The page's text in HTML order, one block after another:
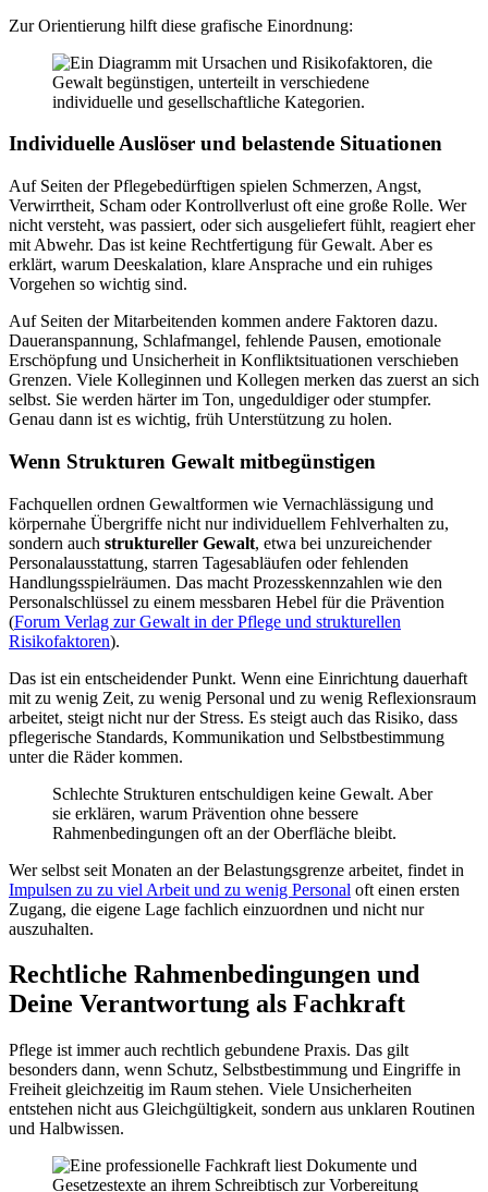
Zur Orientierung hilft diese grafische Einordnung:
Individuelle Auslöser und belastende Situationen
Auf Seiten der Pflegebedürftigen spielen Schmerzen, Angst,
Verwirrtheit, Scham oder Kontrollverlust oft eine große Rolle. Wer
nicht versteht, was passiert, oder sich ausgeliefert fühlt, reagiert eher
mit Abwehr. Das ist keine Rechtfertigung für Gewalt. Aber es
erklärt, warum Deeskalation, klare Ansprache und ein ruhiges
Vorgehen so wichtig sind.
Auf Seiten der Mitarbeitenden kommen andere Faktoren dazu.
Daueranspannung, Schlafmangel, fehlende Pausen, emotionale
Erschöpfung und Unsicherheit in Konfliktsituationen verschieben
Grenzen. Viele Kolleginnen und Kollegen merken das zuerst an sich
selbst. Sie werden härter im Ton, ungeduldiger oder stumpfer.
Genau dann ist es wichtig, früh Unterstützung zu holen.
Wenn Strukturen Gewalt mitbegünstigen
Fachquellen ordnen Gewaltformen wie Vernachlässigung und
körpernahe Übergriffe nicht nur individuellem Fehlverhalten zu,
sondern auch struktureller Gewalt, etwa bei unzureichender
Personalausstattung, starren Tagesabläufen oder fehlenden
Handlungsspielräumen. Das macht Prozesskennzahlen wie den
Personalschlüssel zu einem messbaren Hebel für die Prävention
(Forum Verlag zur Gewalt in der Pflege und strukturellen
Risikofaktoren).
Das ist ein entscheidender Punkt. Wenn eine Einrichtung dauerhaft
mit zu wenig Zeit, zu wenig Personal und zu wenig Reflexionsraum
arbeitet, steigt nicht nur der Stress. Es steigt auch das Risiko, dass
pflegerische Standards, Kommunikation und Selbstbestimmung
unter die Räder kommen.
Schlechte Strukturen entschuldigen keine Gewalt. Aber
sie erklären, warum Prävention ohne bessere
Rahmenbedingungen oft an der Oberfläche bleibt.
Wer selbst seit Monaten an der Belastungsgrenze arbeitet, findet in
Impulsen zu zu viel Arbeit und zu wenig Personal oft einen ersten
Zugang, die eigene Lage fachlich einzuordnen und nicht nur
auszuhalten.
Rechtliche Rahmenbedingungen und
Deine Verantwortung als Fachkraft
Pflege ist immer auch rechtlich gebundene Praxis. Das gilt
besonders dann, wenn Schutz, Selbstbestimmung und Eingriffe in
Freiheit gleichzeitig im Raum stehen. Viele Unsicherheiten
entstehen nicht aus Gleichgültigkeit, sondern aus unklaren Routinen
und Halbwissen.